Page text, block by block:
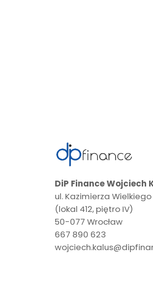
DiP Finance Wojciech
ul. Kazimierza
(lokal 412, piętro IV)
50-077 Wrocław
667 890 623